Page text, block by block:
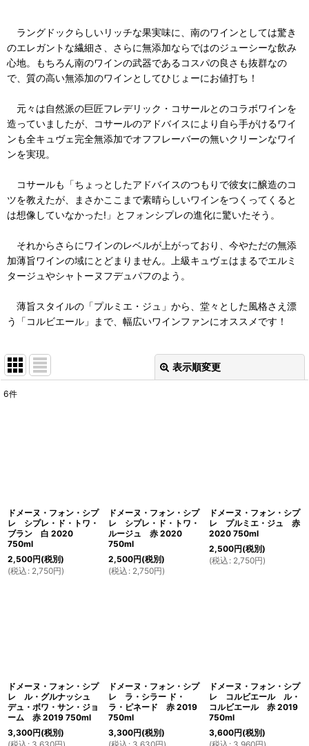
ラングドックらしいリッチな果実味に、南のワインとしては驚き
のエレガントな繊細さ、さらに無添加ならではのジューシーな飲み
心地。もちろん南のワインの武器であるコスパの良さも抜群なの
で、質の高い無添加のワインとしてひじょーにお値打ち！
元々は自然派の巨匠フレデリック・コサールとのコラボワインを
造っていましたが、コサールのアドバイスにより自ら手がけるワイ
ンも全キュヴェ完全無添加でオフフレーバーの無いクリーンなワイ
ンを実現。
コサールも「ちょっとしたアドバイスのつもりで彼女に醸造のコ
ツを教えたが、まさかここまで素晴らしいワインをつくってくると
は想像していなかった!」とフォンシプレの進化に驚いたそう。
それからさらにワインのレベルが上がっており、今やただの無添
加薄旨ワインの域にとどまりません。上級キュヴェはまるでエルミ
タージュやシャトーヌフデュパフのよう。
薄旨スタイルの「プルミエ・ジュ」から、堂々とした風格さえ漂
う「コルビエール」まで、幅広いワインファンにオススメです！
表示順変更
6件
ドメーヌ・フォン・シプ
レ シプレ・ド・トワ・
ブラン 白 2020
750ml
2,500円(税別)
(税込 : 2,750円)
ドメーヌ・フォン・シプ
レ シプレ・ド・トワ・
ルージュ 赤 2020
750ml
2,500円(税別)
(税込 : 2,750円)
ドメーヌ・フォン・シプ
レ プルミエ・ジュ 赤
2020 750ml
2,500円(税別)
(税込 : 2,750円)
ドメーヌ・フォン・シプ
レ ル・グルナッシュ
デュ・ボワ・サン・ジョ
ーム 赤 2019 750ml
3,300円(税別)
ドメーヌ・フォン・シプ
レ ラ・シラー ド・
ラ・ピネード 赤 2019
750ml
3,300円(税別)
ドメーヌ・フォン・シプ
レ コルビエール ル・
コルビエール 赤 2019
750ml
3,600円(税別)